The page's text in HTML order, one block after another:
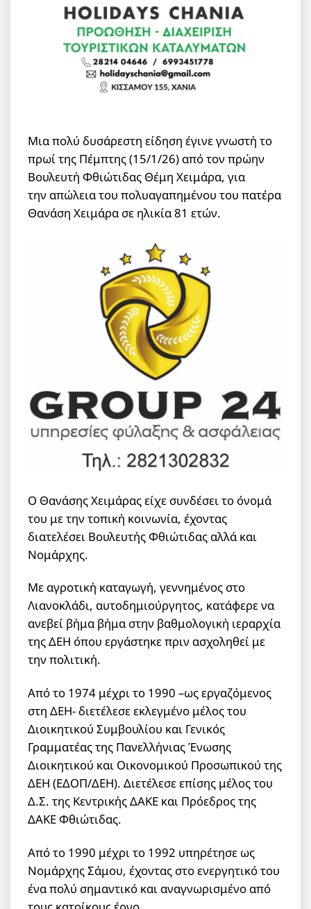
Μια πολύ δυσάρεστη είδηση έγινε γνωστή το
πρωί της Πέμπτης (15/1/26) από τον πρώην
Βουλευτή Φθιώτιδας Θέμη Χειμάρα, για
την απώλεια του πολυαγαπημένου του πατέρα
Θανάση Χειμάρα σε ηλικία 81 ετών.
Ο Θανάσης Χειμάρας είχε συνδέσει το όνομά
του με την τοπική κοινωνία, έχοντας
διατελέσει Βουλευτής Φθιώτιδας αλλά και
Νομάρχης.
Με αγροτική καταγωγή, γεννημένος στο
Λιανοκλάδι, αυτοδημιούργητος, κατάφερε να
ανεβεί βήμα βήμα στην βαθμολογική ιεραρχία
της ΔΕΗ όπου εργάστηκε πριν ασχοληθεί με
την πολιτική.
Από το 1974 μέχρι το 1990 –ως εργαζόμενος
στη ΔΕΗ- διετέλεσε εκλεγμένο μέλος του
Διοικητικού Συμβουλίου και Γενικός
Γραμματέας της Πανελλήνιας Ένωσης
Διοικητικού και Οικονομικού Προσωπικού της
ΔΕΗ (ΕΔΟΠ/ΔΕΗ). Διετέλεσε επίσης μέλος του
Δ.Σ. της Κεντρικής ΔΑΚΕ και Πρόεδρος της
ΔΑΚΕ Φθιώτιδας.
Από το 1990 μέχρι το 1992 υπηρέτησε ως
Νομάρχης Σάμου, έχοντας στο ενεργητικό του
ένα πολύ σημαντικό και αναγνωρισμένο από